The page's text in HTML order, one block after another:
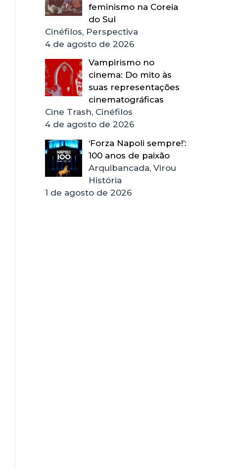
feminismo na Coreia
do Sul
Cinéfilos, Perspectiva
4 de agosto de 2026
Vampirismo no
cinema: Do mito às
suas representações
cinematográficas
Cine Trash, Cinéfilos
4 de agosto de 2026
‘Forza Napoli sempre!’:
100 anos de paixão
Arquibancada, Virou
História
1 de agosto de 2026